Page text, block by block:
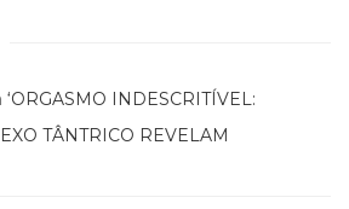
‘ORGASMO INDESCRITÍVEL:
TÂNTRICO REVELAM